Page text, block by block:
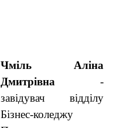
Чміль Аліна
Дмитрівна -
завідувач відділу
Бізнес-коледжу